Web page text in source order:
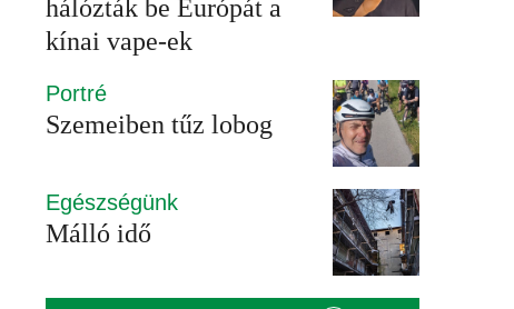
hálózták be Európát a
kínai vape-ek
Portré
Szemeiben tűz lobog
Egészségünk
Málló idő